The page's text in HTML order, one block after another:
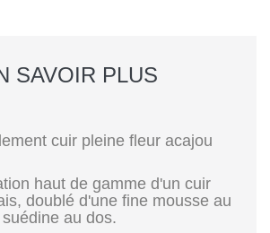
SAVOIR PLUS
cuir pleine fleur acajou
haut de gamme d'un cuir
doublé d'une fine mousse au
au dos.